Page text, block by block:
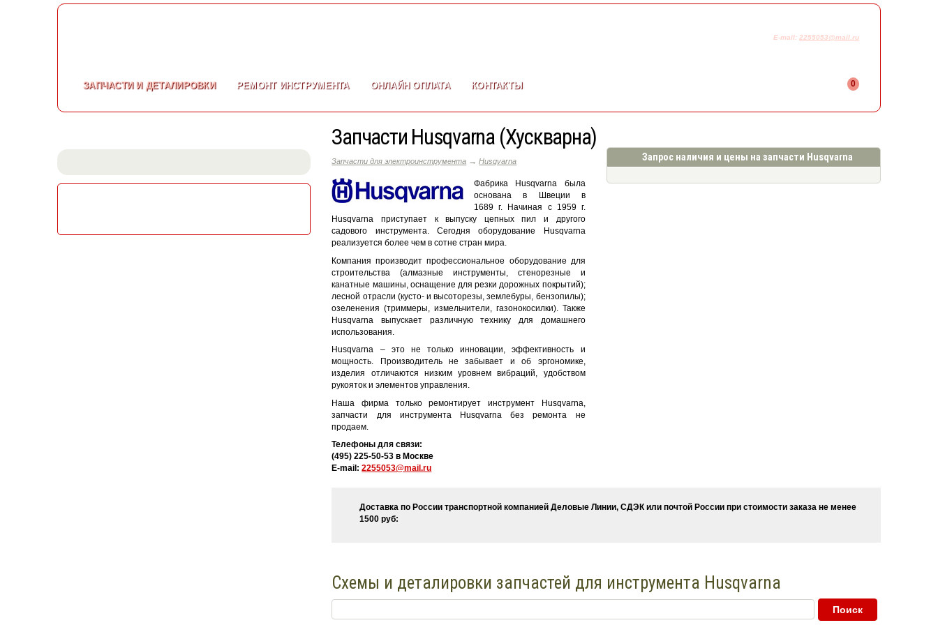
E-mail: 2255053@mail.ru
0
ЗАПЧАСТИИ ДЕТАЛИРОВКИ РЕМОНТИНСТРУМЕНТА ОНЛАЙН ОПЛАТА КОНТАКТЫ
Запчасти Husqvarna (Хускварна)
Запчасти для электроинструмента →Husqvarna
Фабрика Husqvarna была
основана в Швеции в
1689 г. Начиная с 1959 г.
Husqvarna приступает к выпуску цепных пил и другого
садового инструмента. Сегодня оборудование Husqvarna
реализуется более чем в сотне стран мира.
Компания производит профессиональное оборудование для
строительства (алмазные инструменты, стенорезные и
канатные машины, оснащение для резки дорожных покрытий);
лесной отрасли (кусто- и высоторезы, землебуры, бензопилы);
озеленения (триммеры, измельчители, газонокосилки). Также
Husqvarna выпускает различную технику для домашнего
использования.
Husqvarna – это не только инновации, эффективность и
мощность. Производитель не забывает и об эргономике,
изделия отличаются низким уровнем вибраций, удобством
рукояток и элементов управления.
Наша фирма только ремонтирует инструмент Husqvarna,
запчасти для инструмента Husqvarna без ремонта не
продаем.
Телефоны для связи:
(495) 225-50-53 в Москве
E-mail:2255053@mail.ru
Запрос наличия и цены на запчасти Husqvarna
Доставка по России транспортной компанией Деловые Линии, СДЭК или почтой России при стоимости заказа не менее
1500 руб:
Схемы и деталировки запчастей для инструмента Husqvarna